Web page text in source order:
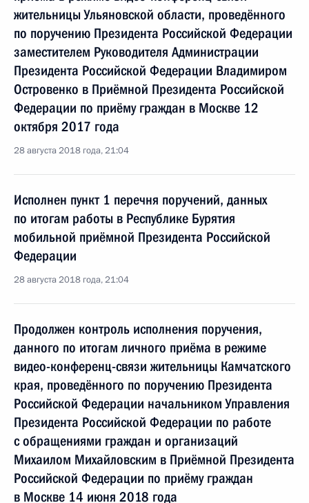
жительницы Ульяновской области, проведённого
по поручению Президента Российской Федерации
заместителем Руководителя Администрации
Президента Российской Федерации Владимиром
Островенко в Приёмной Президента Российской
Федерации по приёму граждан в Москве 12
октября 2017 года
28 августа 2018 года, 21:04
Исполнен пункт 1 перечня поручений, данных
по итогам работы в Республике Бурятия
мобильной приёмной Президента Российской
Федерации
28 августа 2018 года, 21:04
Продолжен контроль исполнения поручения,
данного по итогам личного приёма в режиме
видео-конференц-связи жительницы Камчатского
края, проведённого по поручению Президента
Российской Федерации начальником Управления
Президента Российской Федерации по работе
с обращениями граждан и организаций
Михаилом Михайловским в Приёмной Президента
Российской Федерации по приёму граждан
в Москве 14 июня 2018 года